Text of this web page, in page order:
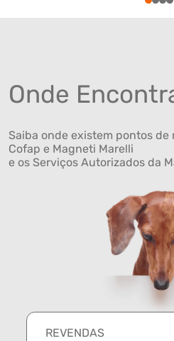
1234
Onde
Saiba onde existem pontos
Cofap e Magneti Marelli
e os Serviços Autorizados da
REVENDAS